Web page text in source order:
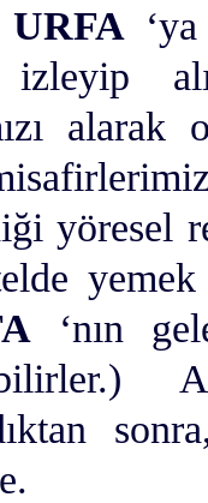
URFA
alarak
yöresel
‘nın